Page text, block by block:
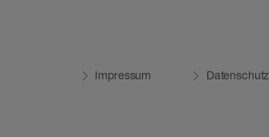
Impressum Datenschutz